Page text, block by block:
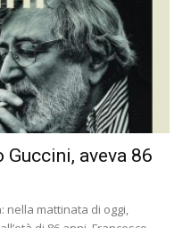
Guccini, aveva 86
nella mattinata di oggi,